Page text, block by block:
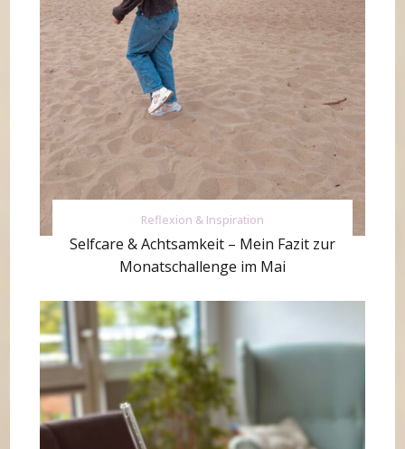
Reflexion & Inspiration
Selfcare & Achtsamkeit – Mein Fazit zur
Monatschallenge im Mai